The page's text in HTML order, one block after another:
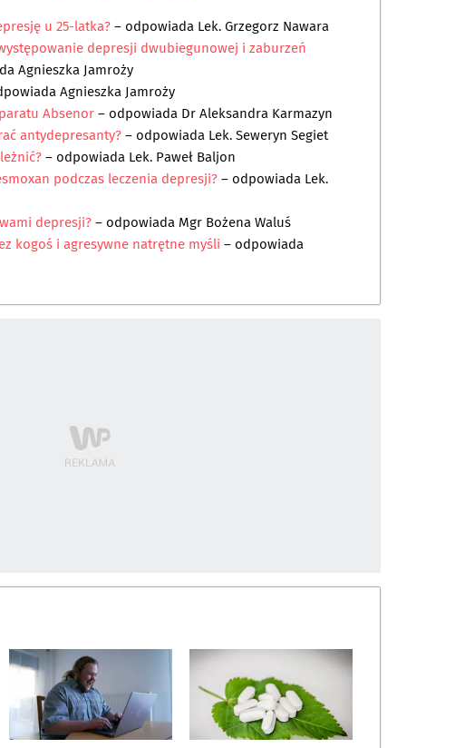
u 25-latka?– odpowiada Lek. Grzegorz Nawara
depresji dwubiegunowej i zaburzeń
Agnieszka Jamroży
Agnieszka Jamroży
Absenor– odpowiada Dr Aleksandra Karmazyn
antydepresanty?– odpowiada Lek. Seweryn Segiet
– odpowiada Lek. Paweł Baljon
podczas leczenia depresji?– odpowiada Lek.
depresji?– odpowiada Mgr Bożena Waluś
kogoś i agresywne natrętne myśli – odpowiada